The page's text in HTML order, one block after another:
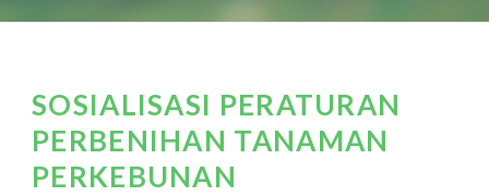
SOSIALISASI PERATURAN
PERBENIHAN TANAMAN
PERKEBUNAN